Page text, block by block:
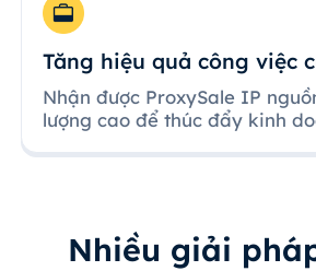
Tăng hiệu quả công việc
Nhận được ProxySale IP
lượng cao để thúc đẩy kinh
Nhiều giải